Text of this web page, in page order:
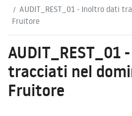
AUDIT_REST_01 - Inoltro dati
Fruitore
tracciati nel
Fruitore